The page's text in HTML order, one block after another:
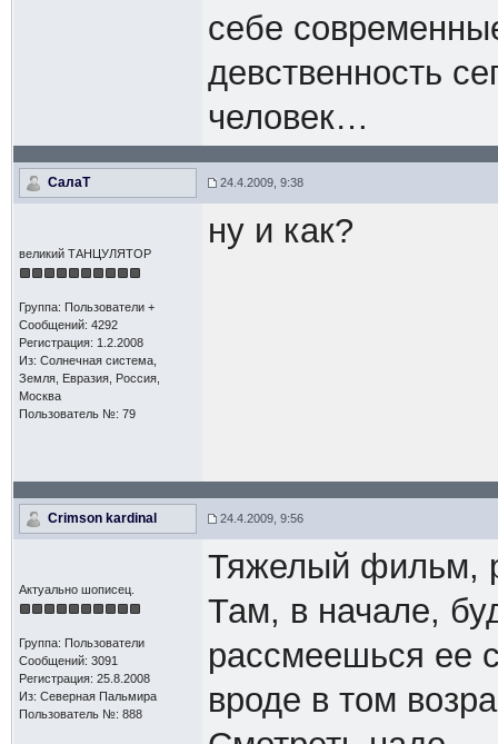
себе
девственность
человек…
СалаТ 24.4.2009, 9:38
великий ТАНЦУЛЯТОР
Группа: Пользователи +
Сообщений: 4292
Регистрация: 1.2.2008
Из: Солнечная система,
Земля, Евразия, Россия,
Москва
Пользователь №: 79
ну и как?
Crimson kardinal 24.4.2009, 9:56
Актуально шописец.
Группа: Пользователи
Сообщений: 3091
Регистрация: 25.8.2008
Из: Северная Пальмира
Пользователь №: 888
Тяжелый фильм,
Там, в начале,
рассмеешься ее
вроде в том